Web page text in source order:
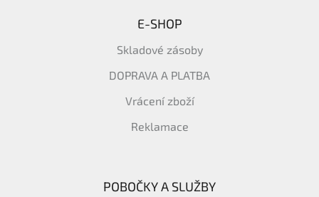
E-SHOP
Skladové zásoby
DOPRAVA A PLATBA
Vrácení zboží
Reklamace
POBOČKY A SLUŽBY